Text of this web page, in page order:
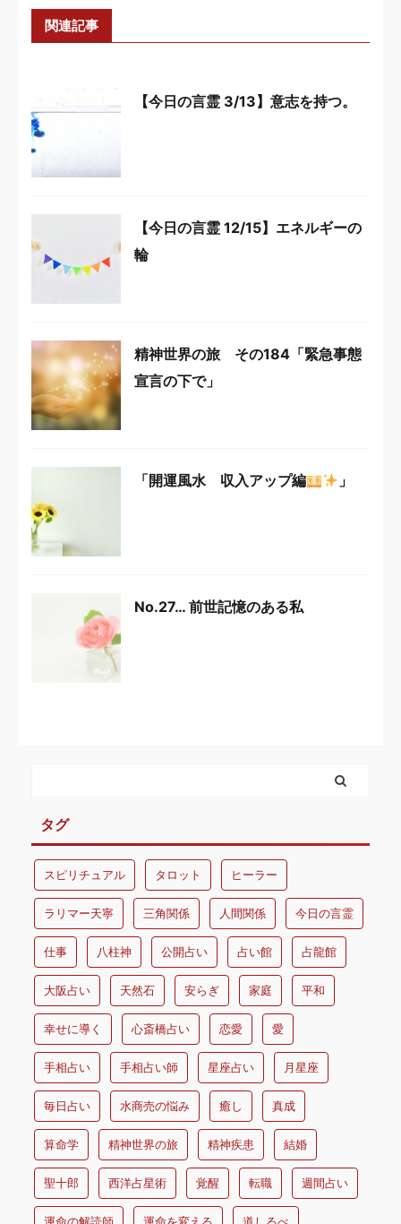
関連記事
【今日の言霊 3/13】意志を持つ。
【今日の言霊 12/15】エネルギーの
輪
精神世界の旅 その184「緊急事態
宣言の下で」
「開運風水 収入アップ編 」
No.27… 前世記憶のある私
タグ
スピリチュアル タロット ヒーラー
ラリマー天寧 三角関係 人間関係 今日の言霊
仕事 八柱神 公開占い 占い館 占龍館
大阪占い 天然石 安らぎ 家庭 平和
幸せに導く 心斎橋占い 恋愛 愛
手相占い 手相占い師 星座占い 月星座
毎日占い 水商売の悩み 癒し 真成
算命学 精神世界の旅 精神疾患 結婚
聖十郎 西洋占星術 覚醒 転職 週間占い